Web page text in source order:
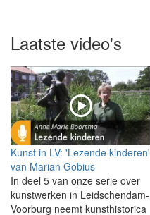
Laatste video's
Kunst in LV: 'Lezende kinderen'
van Marian Gobius
In deel 5 van onze serie over
kunstwerken in Leidschendam-
Voorburg neemt kunsthistorica